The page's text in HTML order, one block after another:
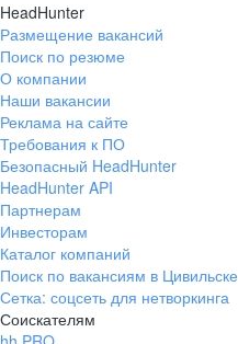
HeadHunter
Размещение вакансий
Поиск по резюме
О компании
Наши вакансии
Реклама на сайте
Требования к ПО
Безопасный HeadHunter
HeadHunter API
Партнерам
Инвесторам
Каталог компаний
Поиск по вакансиям в Цивильске
Сетка: соцсеть для нетворкинга
Соискателям